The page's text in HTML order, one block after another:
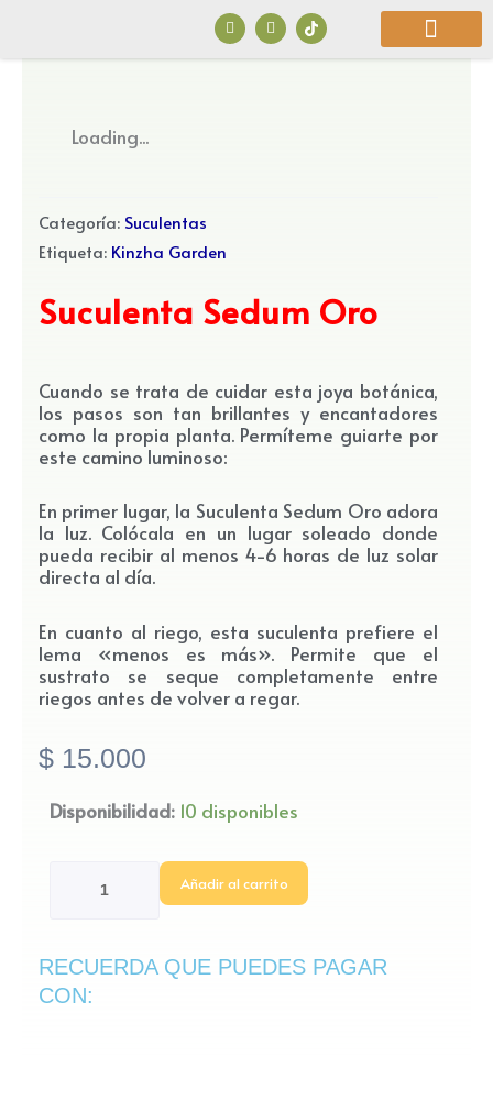
F
a
c
e
I
n
s
t
Loading...
Categoría: Suculentas
Etiqueta: Kinzha Garden
Suculenta Sedum Oro
Cuando se trata de cuidar esta joya botánica,
los pasos son tan brillantes y encantadores
como la propia planta. Permíteme guiarte por
este camino luminoso:
En primer lugar, la Suculenta Sedum Oro adora
la luz. Colócala en un lugar soleado donde
pueda recibir al menos 4-6 horas de luz solar
directa al día.
En cuanto al riego, esta suculenta prefiere el
lema «menos es más». Permite que el
sustrato se seque completamente entre
riegos antes de volver a regar.
$ 15.000
Disponibilidad: 10 disponibles
Suculenta
Añadir al carrito
RECUERDA QUE PUEDES PAGAR
CON: